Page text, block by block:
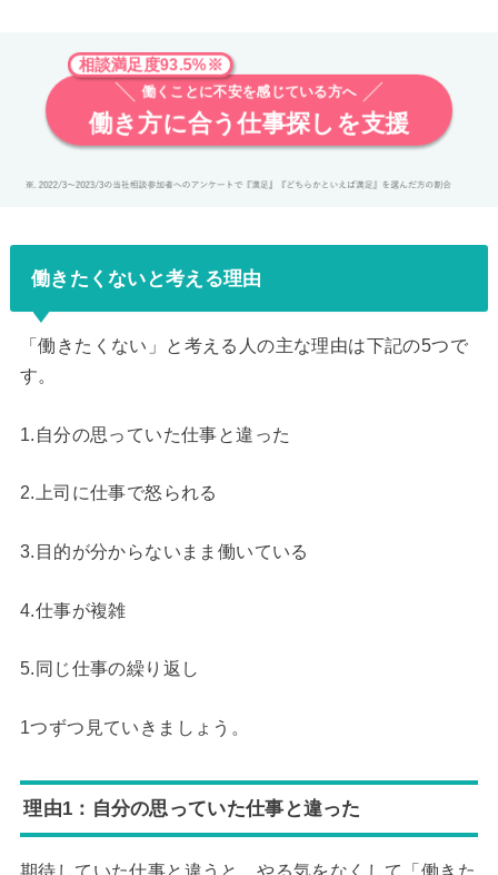
相談満足度93.5%※
働くことに不安を感じている方へ
働き方に合う仕事探しを支援
働きたくないと考える理由
「働きたくない」と考える人の主な理由は下記の5つで
す。
1.自分の思っていた仕事と違った
2.上司に仕事で怒られる
3.目的が分からないまま働いている
4.仕事が複雑
5.同じ仕事の繰り返し
1つずつ見ていきましょう。
理由1：自分の思っていた仕事と違った
期待していた仕事と違うと、やる気をなくして「働きた